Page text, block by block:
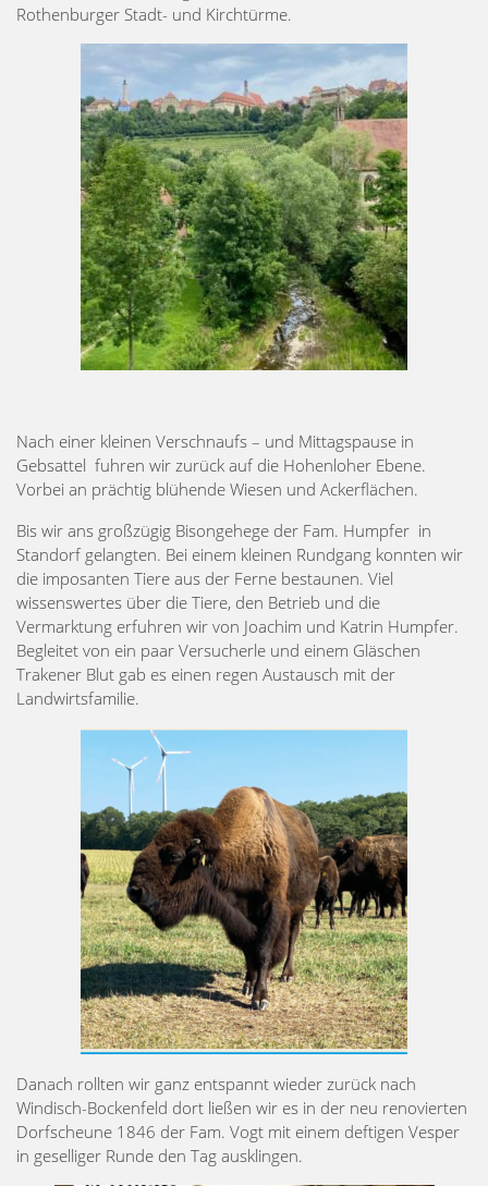
Rothenburger Stadt- und Kirchtürme.
Nach einer kleinen Verschnaufs – und Mittagspause in
Gebsattel fuhren wir zurück auf die Hohenloher Ebene.
Vorbei an prächtig blühende Wiesen und Ackerflächen.
Bis wir ans großzügig Bisongehege der Fam. Humpfer in
Standorf gelangten. Bei einem kleinen Rundgang konnten wir
die imposanten Tiere aus der Ferne bestaunen. Viel
wissenswertes über die Tiere, den Betrieb und die
Vermarktung erfuhren wir von Joachim und Katrin Humpfer.
Begleitet von ein paar Versucherle und einem Gläschen
Trakener Blut gab es einen regen Austausch mit der
Landwirtsfamilie.
Danach rollten wir ganz entspannt wieder zurück nach
Windisch-Bockenfeld dort ließen wir es in der neu renovierten
Dorfscheune 1846 der Fam. Vogt mit einem deftigen Vesper
in geselliger Runde den Tag ausklingen.